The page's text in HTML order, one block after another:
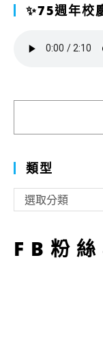
✨75週年校
類型
型
選取分類
FB粉絲